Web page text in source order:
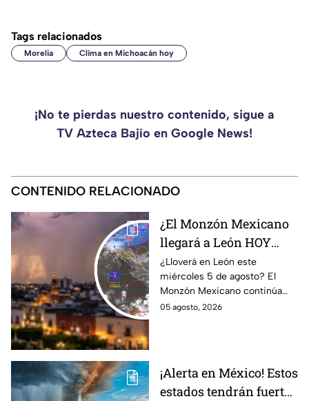
Tags relacionados
Morelia Clima en Michoacán hoy
¡No te pierdas nuestro contenido, sigue a
TV Azteca Bajío en Google News!
CONTENIDO RELACIONADO
¿El Monzón Mexicano
llegará a León HOY
miércoles? Esto dice el
pronóstico para este 5
de agosto
¿Lloverá en León este
miércoles 5 de agosto? El
Monzón Mexicano continúa
afectando a varios estados del
05 agosto, 2026
¡Alerta en México! Estos
estados tendrán fuertes